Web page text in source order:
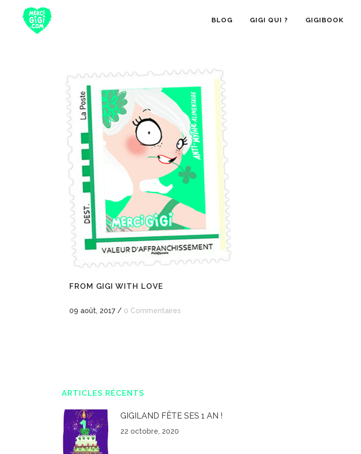
BLOG GIGI QUI ? GIGIBOOK
FROM GIGI WITH LOVE
09 août, 2017 / 0 Commentaires
ARTICLES RÉCENTS
GIGILAND FÊTE SES 1 AN !
22 octobre, 2020